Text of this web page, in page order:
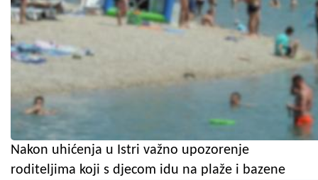
Nakon uhićenja u Istri važno upozorenje
roditeljima koji s djecom idu na plaže i bazene